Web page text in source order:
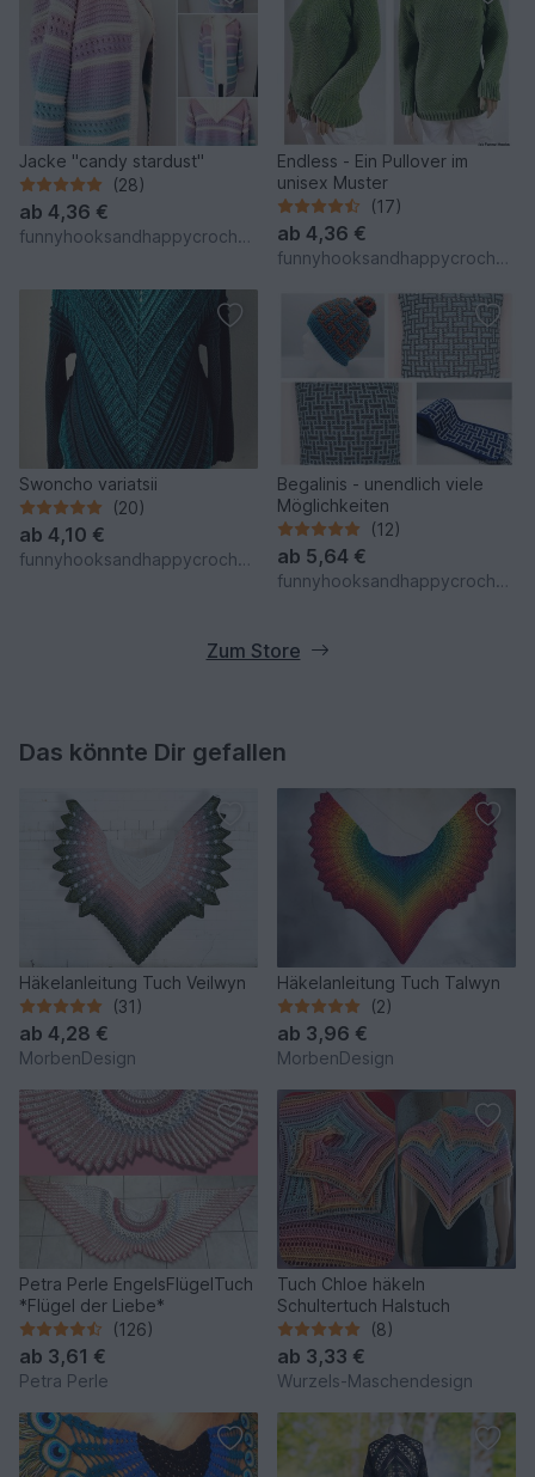
Jacke "candy stardust"
(28)
ab 4,36 €
funnyhooksandhappycrochets
Endless - Ein Pullover im
unisex Muster
(17)
ab 4,36 €
funnyhooksandhappycrochets
Swoncho variatsii
(20)
ab 4,10 €
funnyhooksandhappycrochets
Begalinis - unendlich viele
Möglichkeiten
(12)
ab 5,64 €
funnyhooksandhappycrochets
Zum Store
Das könnte Dir gefallen
Häkelanleitung Tuch Veilwyn
(31)
ab 4,28 €
MorbenDesign
Häkelanleitung Tuch Talwyn
(2)
ab 3,96 €
MorbenDesign
Petra Perle EngelsFlügelTuch
*Flügel der Liebe*
(126)
ab 3,61 €
Petra Perle
Tuch Chloe häkeln
Schultertuch Halstuch
(8)
ab 3,33 €
Wurzels-Maschendesign